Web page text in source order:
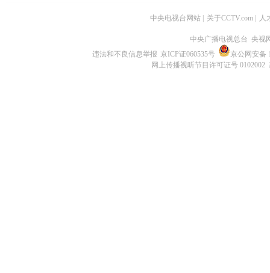
中央电视台网站 关于CCTV.com 人
中央广播电视总台 央视
违法和不良信息举报 京ICP证060535号
京公网安备
网上传播视听节目许可证号 0102002